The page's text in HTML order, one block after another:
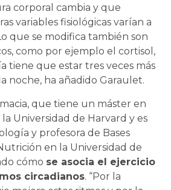
corporal cambia y que
variables fisiológicas varían a
que se modifica también son
como por ejemplo el cortisol,
tiene que estar tres veces más
noche, ha añadido Garaulet.
que tiene un máster en
Universidad de Harvard y es
y profesora de Bases
en la Universidad de
cómo se asocia el ejercicio
circadianos. “Por la